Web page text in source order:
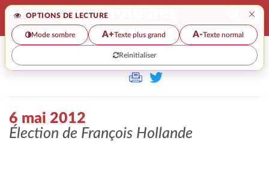
OPTIONS DE LECTURE ×
Mode sombre A+Texte plus grand A-Texte normal
Reinitialiser
>>
6 mai 2012
Élection de François Hollande